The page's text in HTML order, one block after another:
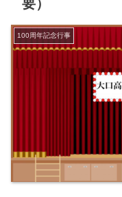
要）
100周年記念行事